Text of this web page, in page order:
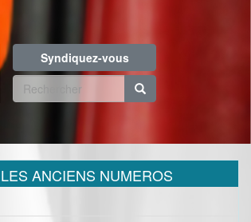
Syndiquez-vous
Formulaire
recherche
LES ANCIENS NUMEROS